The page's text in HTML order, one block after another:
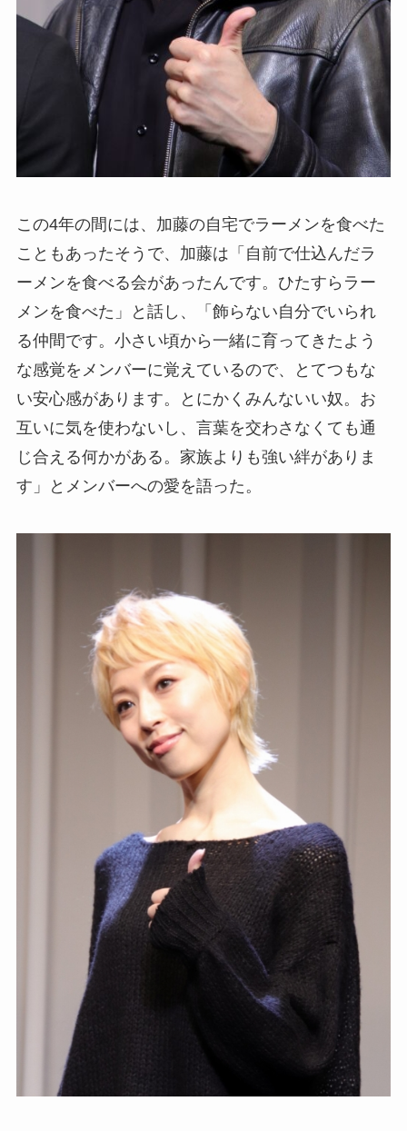
この4年の間には、加藤の自宅でラーメンを食べた
こともあったそうで、加藤は「自前で仕込んだラ
ーメンを食べる会があったんです。ひたすらラー
メンを食べた」と話し、「飾らない自分でいられ
る仲間です。小さい頃から一緒に育ってきたよう
な感覚をメンバーに覚えているので、とてつもな
い安心感があります。とにかくみんないい奴。お
互いに気を使わないし、言葉を交わさなくても通
じ合える何かがある。家族よりも強い絆がありま
す」とメンバーへの愛を語った。